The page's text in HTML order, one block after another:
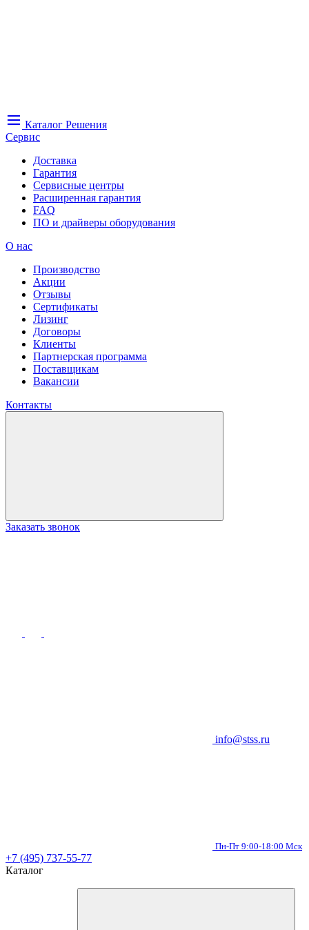
Каталог Решения
Сервис
Доставка
Гарантия
Сервисные центры
Расширенная гарантия
FAQ
ПО и драйверы оборудования
О нас
Производство
Акции
Отзывы
Сертификаты
Лизинг
Договоры
Клиенты
Партнерская программа
Поставщикам
Вакансии
Контакты
Заказать звонок
info@stss.ru
Пн-Пт 9:00-18:00 Мск
+7 (495) 737-55-77
Каталог